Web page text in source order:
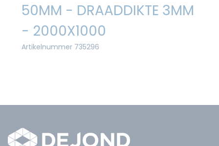
50MM - DRAADDIKTE 3MM
- 2000X1000
Artikelnummer 735296